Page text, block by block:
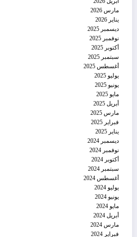
مارس 2026
يناير 2026
ديسمبر 2025
نوفمبر 2025
أكتوبر 2025
سبتمبر 2025
أغسطس 2025
يوليو 2025
يونيو 2025
مايو 2025
أبريل 2025
مارس 2025
فبراير 2025
يناير 2025
ديسمبر 2024
نوفمبر 2024
أكتوبر 2024
سبتمبر 2024
أغسطس 2024
يوليو 2024
يونيو 2024
مايو 2024
أبريل 2024
مارس 2024
فبراير 2024